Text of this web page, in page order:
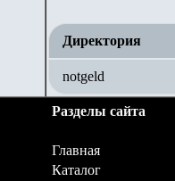
Директория
notgeld
Разделы сайта
Главная
Каталог